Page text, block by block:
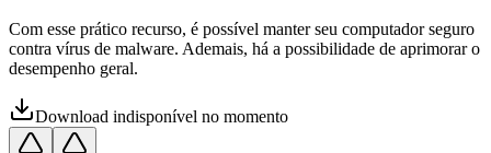
Com esse prático recurso, é possível manter seu computador seguro
contra vírus de malware. Ademais, há a possibilidade de aprimorar o
desempenho geral.
Download indisponível no momento